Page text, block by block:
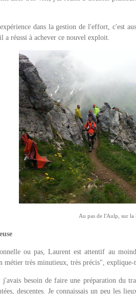
dans la gestion de l'effort, c'est
a réussi à achever ce nouvel exploit.
Au pas de l'Aulp, sur la
ou pas, Laurent est attentif au
métier très minutieux, très précis",
besoin de faire une préparation du
descentes. Je connaissais un peu les